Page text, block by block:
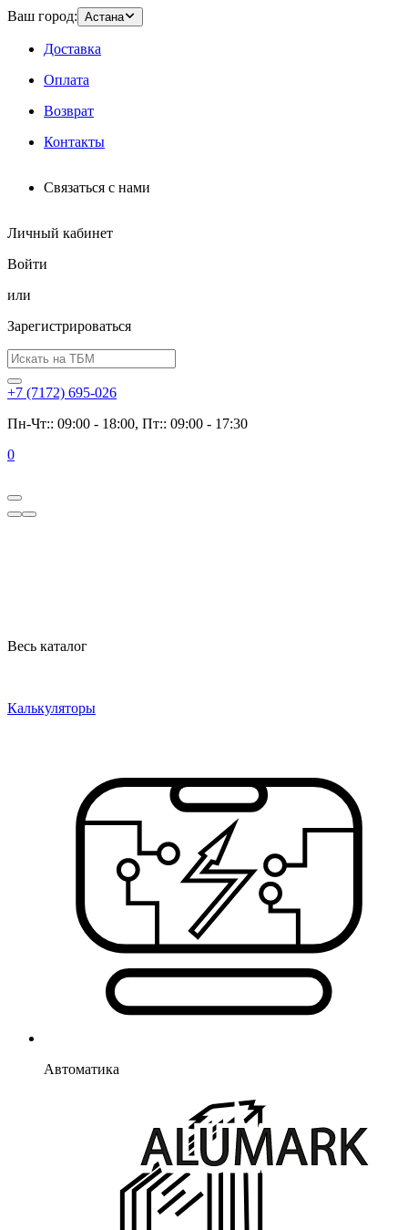
Ваш город: Астана
Доставка
Оплата
Возврат
Контакты
Связаться с нами
Личный кабинет
Войти
или
Зарегистрироваться
+7 (7172) 695-026
Пн-Чт:: 09:00 - 18:00, Пт:: 09:00 - 17:30
0
Весь каталог
Калькуляторы
Автоматика